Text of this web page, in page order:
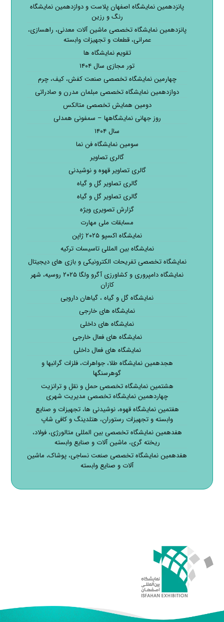
پانزدهمین نمایشگاه اصفهان پلاست و دوازدهمین نمایشگاه
رنگ و رزین
پانزدهمین نمایشگاه تخصصی ماشین آلات معدنی، راهسازی،
عمرانی، قطعات و تجهیزات وابسته
تقویم نمایشگاه ها
تور مجازی سال ۱۴۰۴
چهارمین نمایشگاه تخصصی صنعت کفش، کیف، چرم
دوازدهمین نمایشگاه تخصصی مبلمان مدرن و صادراتی
دومین همایش تخصصی متالکس
روز جهانی نمایشگاهها – سمفونی همدلی
سال ۱۴۰۴
سومین نمایشگاه فن نما
گالری تصاویر
گالری تصاویر قهوه و نوشیدنی
گالری تصاویر گل و گیاه
گالری تصاویر گل و گیاه
گزارش تصویری ویژه
مسابقات ملی مهارت
نمایشگاه اکسپو ۲۰۲۵ ژاپن
نمایشگاه بین المللی تاسیسات ترکیه
نمایشگاه تخصصی تفریحات الکترونیکی و بازی های دیجیتال
نمایشگاه دامپروری و کشاورزی آگرو ولگا ۲۰۲۵ روسیه، شهر
کازان
نمایشگاه گل و گیاه ، گیاهان دارویی
نمایشگاه های خارجی
نمایشگاه های داخلی
نمایشگاه های فعال خارجی
نمایشگاه های فعال داخلی
هجدهمین نمایشگاه طلا، جواهرات، فلزات گرانبها و
گوهرسنگها
هشتمین نمایشگاه تخصصی حمل و نقل و ترانزیت
چهاردهمین نمایشگاه تخصصی مدیریت شهری
هفتمین نمایشگاه قهوه، نوشیدنی ها، تجهیزات و صنایع
وابسته و تجهیزات رستوران، هتلدینگ و کافی شاپ
هفدهمین نمایشگاه تخصصی بین المللی متالورژی، فولاد،
ریخته گری، ماشین آلات و صنایع وابسته
هفدهمین نمایشگاه تخصصی صنعت نساجی، پوشاک، ماشین
آلات و صنایع وابسته